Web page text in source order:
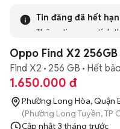
Tin đăng đã hết hạn
Thông tin mang tính
tương tự khác dưới
Oppo Find X2 256GB
Find X2 256 GB Hết
1.650.000 đ
Phường Long Hòa, Quận
(Phường Long Tuyền, TP
Cập nhật3 tháng trước